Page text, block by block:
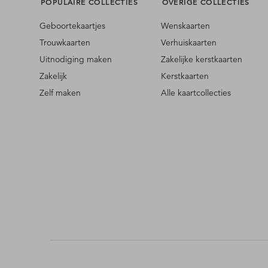
POPULAIRE COLLECTIES
Geboortekaartjes
Trouwkaarten
Uitnodiging maken
Zakelijk
Zelf maken
OVERIGE COLLECTIES
Wenskaarten
Verhuiskaarten
Zakelijke kerstkaarten
Kerstkaarten
Alle kaartcollecties